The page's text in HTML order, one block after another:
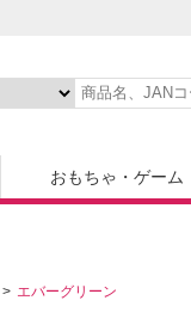
おもちゃ・ゲーム
エバーグリーン